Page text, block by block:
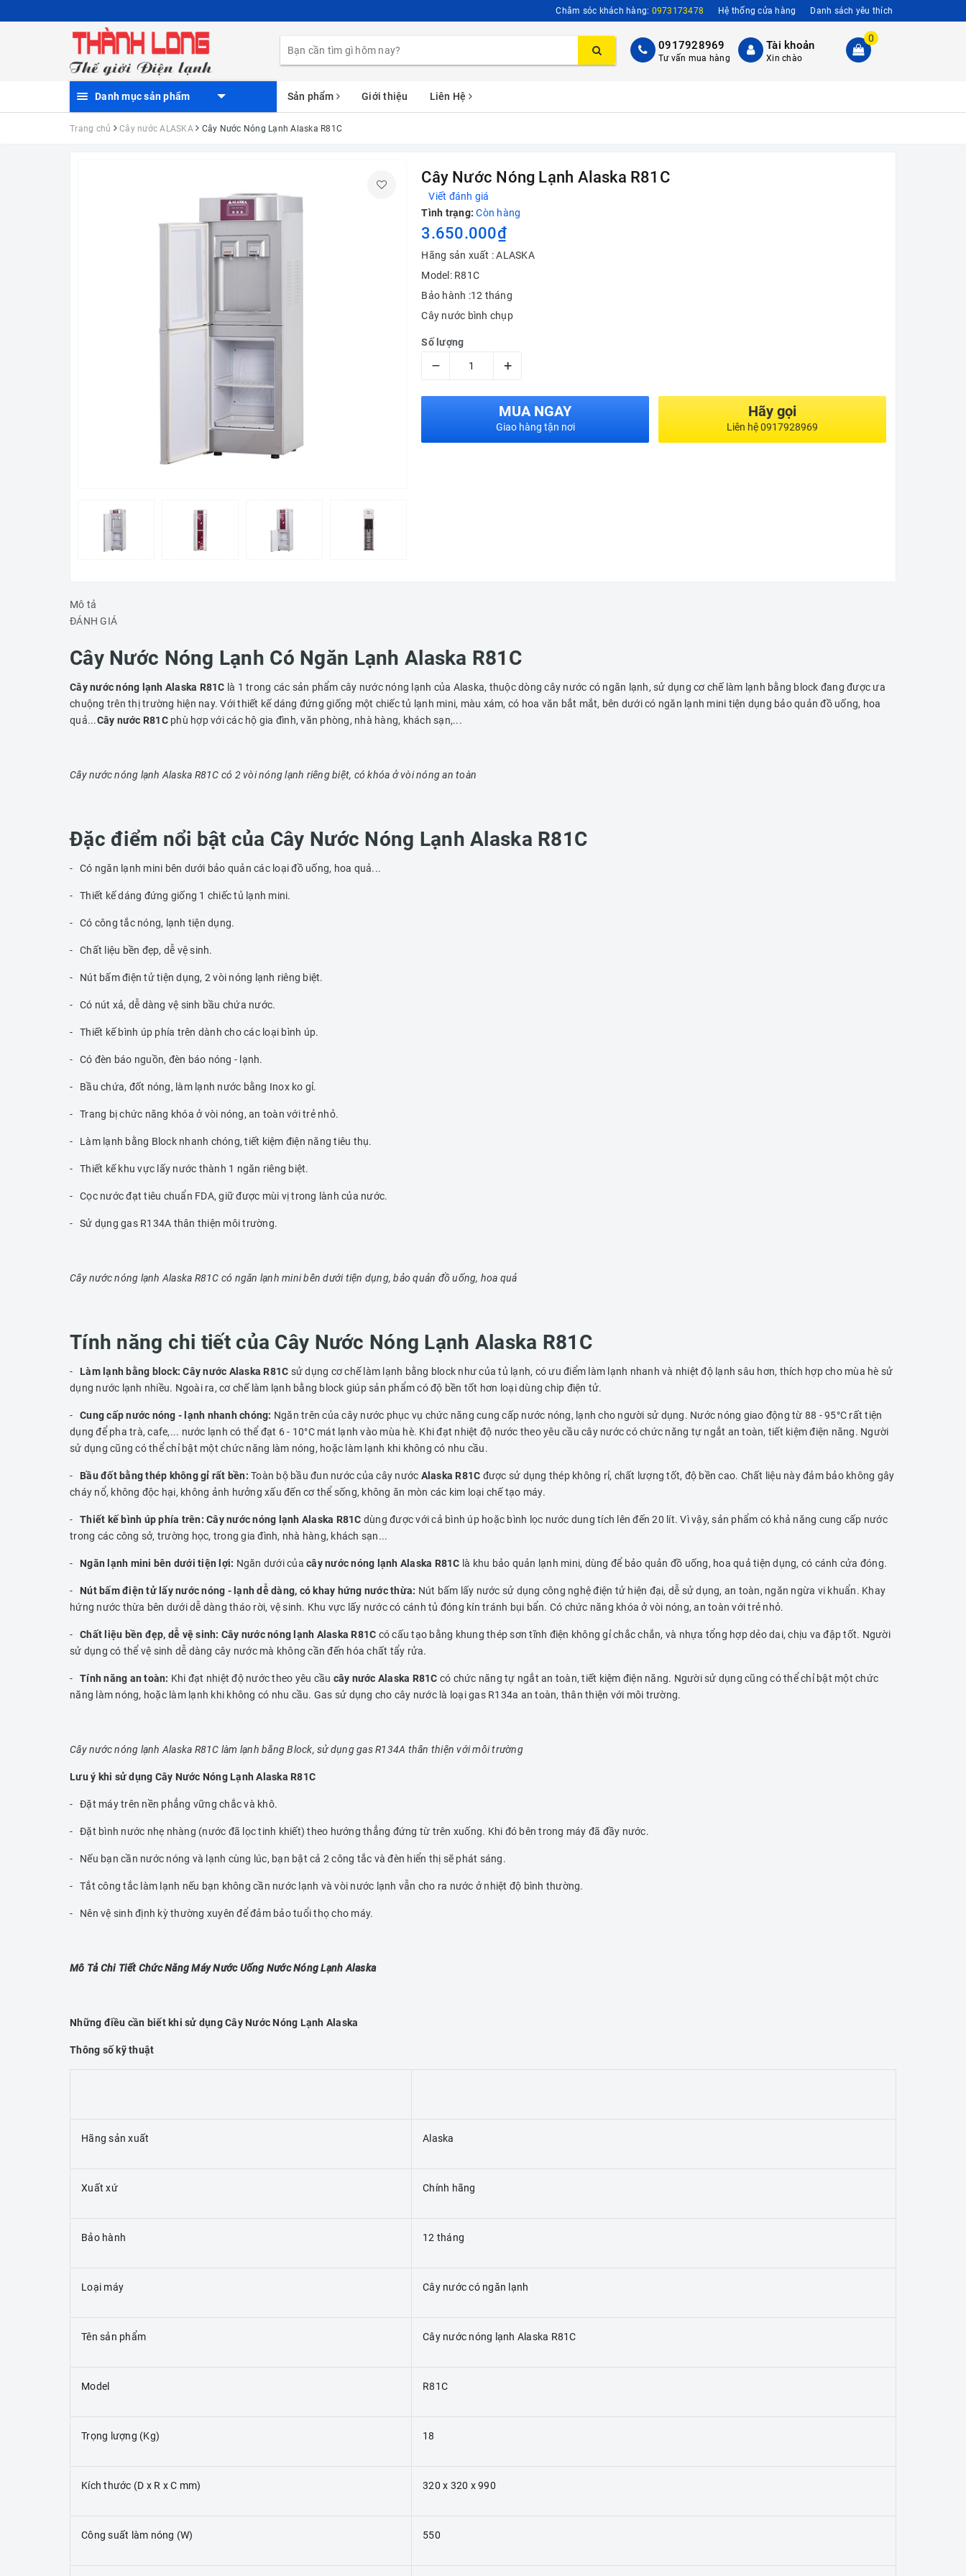
Chăm sóc khách hàng: 0973173478 Hệ thống cửa hàng Danh sách yêu thích
0917928969
Tư vấn mua hàng
Tài khoản
Xin chào
0
Danh mục sản phẩm Sản phẩm Giới thiệu Liên Hệ
Trang chủ Cây nước ALASKA Cây Nước Nóng Lạnh Alaska R81C
Cây Nước Nóng Lạnh Alaska R81C
Viết đánh giá
Tình trạng: Còn hàng
3.650.000₫
Hãng sản xuất : ALASKA
Model: R81C
Bảo hành :12 tháng
Cây nước bình chụp
Số lượng
– +
MUA NGAY
Giao hàng tận nơi
Hãy gọi
Liên hệ 0917928969
Mô tả
ĐÁNH GIÁ
Cây Nước Nóng Lạnh Có Ngăn Lạnh Alaska R81C
Cây nước nóng lạnh Alaska R81C là 1 trong các sản phẩm cây nước nóng lạnh của Alaska, thuộc dòng cây nước có ngăn lạnh, sử dụng cơ chế làm lạnh bằng block đang được ưa
chuộng trên thị trường hiện nay. Với thiết kế dáng đứng giống một chiếc tủ lạnh mini, màu xám, có hoa văn bắt mắt, bên dưới có ngăn lạnh mini tiện dụng bảo quản đồ uống, hoa
quả...Cây nước R81Cphù hợp với các hộ gia đình, văn phòng, nhà hàng, khách sạn,...
Cây nước nóng lạnh Alaska R81C có 2 vòi nóng lạnh riêng biệt, có khóa ở vòi nóng an toàn
Đặc điểm nổi bật của Cây Nước Nóng Lạnh Alaska R81C
- Có ngăn lạnh mini bên dưới bảo quản các loại đồ uống, hoa quả...
- Thiết kế dáng đứng giống 1 chiếc tủ lạnh mini.
- Có công tắc nóng, lạnh tiện dụng.
- Chất liệu bền đẹp, dễ vệ sinh.
- Nút bấm điện tử tiện dụng, 2 vòi nóng lạnh riêng biệt.
- Có nút xả, dễ dàng vệ sinh bầu chứa nước.
- Thiết kế bình úp phía trên dành cho các loại bình úp.
- Có đèn báo nguồn, đèn báo nóng - lạnh.
- Bầu chứa, đốt nóng, làm lạnh nước bằng Inox ko gỉ.
- Trang bị chức năng khóa ở vòi nóng, an toàn với trẻ nhỏ.
- Làm lạnh bằng Block nhanh chóng, tiết kiệm điện năng tiêu thụ.
- Thiết kế khu vực lấy nước thành 1 ngăn riêng biệt.
- Cọc nước đạt tiêu chuẩn FDA, giữ được mùi vị trong lành của nước.
- Sử dụng gas R134A thân thiện môi trường.
Cây nước nóng lạnh Alaska R81C có ngăn lạnh mini bên dưới tiện dụng, bảo quản đồ uống, hoa quả
Tính năng chi tiết của Cây Nước Nóng Lạnh Alaska R81C
- Làm lạnh bằng block: Cây nước Alaska R81C sử dụng cơ chế làm lạnh bằng block như của tủ lạnh, có ưu điểm làm lạnh nhanh và nhiệt độ lạnh sâu hơn, thích hợp cho mùa hè sử
dụng nước lạnh nhiều. Ngoài ra, cơ chế làm lạnh bằng block giúp sản phẩm có độ bền tốt hơn loại dùng chip điện tử.
- Cung cấp nước nóng - lạnh nhanh chóng: Ngăn trên của cây nước phục vụ chức năng cung cấp nước nóng, lạnh cho người sử dụng. Nước nóng giao động từ 88 - 95°C rất tiện
dụng để pha trà, cafe,... nước lạnh có thể đạt 6 - 10°C mát lạnh vào mùa hè. Khi đạt nhiệt độ nước theo yêu cầu cây nước có chức năng tự ngắt an toàn, tiết kiệm điện năng. Người
sử dụng cũng có thể chỉ bật một chức năng làm nóng, hoặc làm lạnh khi không có nhu cầu.
- Bầu đốt bằng thép không gỉ rất bền: Toàn bộ bầu đun nước của cây nước Alaska R81C được sử dụng thép không rỉ, chất lượng tốt, độ bền cao. Chất liệu này đảm bảo không gây
cháy nổ, không độc hại, không ảnh hưởng xấu đến cơ thể sống, không ăn mòn các kim loại chế tạo máy.
- Thiết kế bình úp phía trên: Cây nước nóng lạnh Alaska R81C dùng được với cả bình úp hoặc bình lọc nước dung tích lên đến 20 lít. Vì vậy, sản phẩm có khả năng cung cấp nước
trong các công sở, trường học, trong gia đình, nhà hàng, khách sạn...
- Ngăn lạnh mini bên dưới tiện lợi: Ngăn dưới của cây nước nóng lạnh Alaska R81C là khu bảo quản lạnh mini, dùng để bảo quản đồ uống, hoa quả tiện dụng, có cánh cửa đóng.
- Nút bấm điện tử lấy nước nóng - lạnh dễ dàng, có khay hứng nước thừa: Nút bấm lấy nước sử dụng công nghệ điện tử hiện đại, dễ sử dụng, an toàn, ngăn ngừa vi khuẩn. Khay
hứng nước thừa bên dưới dễ dàng tháo rời, vệ sinh. Khu vực lấy nước có cánh tủ đóng kín tránh bụi bẩn. Có chức năng khóa ở vòi nóng, an toàn với trẻ nhỏ.
- Chất liệu bền đẹp, dễ vệ sinh: Cây nước nóng lạnh Alaska R81C có cấu tạo bằng khung thép sơn tĩnh điện không gỉ chắc chắn, và nhựa tổng hợp dẻo dai, chịu va đập tốt. Người
sử dụng có thể vệ sinh dễ dàng cây nước mà không cần đến hóa chất tẩy rửa.
- Tính năng an toàn: Khi đạt nhiệt độ nước theo yêu cầu cây nước Alaska R81C có chức năng tự ngắt an toàn, tiết kiệm điện năng. Người sử dụng cũng có thể chỉ bật một chức
năng làm nóng, hoặc làm lạnh khi không có nhu cầu. Gas sử dụng cho cây nước là loại gas R134a an toàn, thân thiện với môi trường.
Cây nước nóng lạnh Alaska R81C làm lạnh bằng Block, sử dụng gas R134A thân thiện với môi trường
Lưu ý khi sử dụng Cây Nước Nóng Lạnh Alaska R81C
- Đặt máy trên nền phẳng vững chắc và khô.
- Đặt bình nước nhẹ nhàng (nước đã lọc tinh khiết) theo hướng thẳng đứng từ trên xuống. Khi đó bên trong máy đã đầy nước.
- Nếu bạn cần nước nóng và lạnh cùng lúc, bạn bật cả 2 công tắc và đèn hiển thị sẽ phát sáng.
- Tắt công tắc làm lạnh nếu bạn không cần nước lạnh và vòi nước lạnh vẫn cho ra nước ở nhiệt độ bình thường.
- Nên vệ sinh định kỳ thường xuyên để đảm bảo tuổi thọ cho máy.
Mô Tả Chi Tiết Chức Năng Máy Nước Uống Nước Nóng Lạnh Alaska
Những điều cần biết khi sử dụng Cây Nước Nóng Lạnh Alaska
Thông số kỹ thuật
Hãng sản xuất Alaska
Xuất xứ Chính hãng
Bảo hành 12 tháng
Loại máy Cây nước có ngăn lạnh
Tên sản phẩm Cây nước nóng lạnh Alaska R81C
Model R81C
Trọng lượng (Kg) 18
Kích thước (D x R x C mm) 320 x 320 x 990
Công suất làm nóng (W) 550